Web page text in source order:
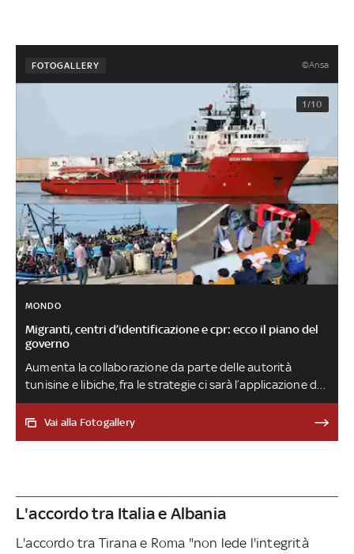
FOTOGALLERY ©Ansa
1/10
MONDO
Migranti, centri d’identificazione e cpr: ecco il piano del
governo
Aumenta la collaborazione da parte delle autorità
tunisine e libiche, fra le strategie ci sarà l’applicazione del
progetto di sviluppo con questi Paesi. Già nelle prossime
settimane saranno aperti due nuovi centri di
Vai alla Fotogallery
L'accordo tra Italia e Albania
L'accordo tra Tirana e Roma "non lede l'integrità